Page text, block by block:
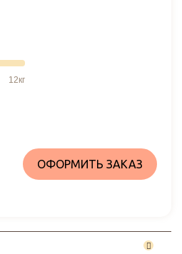
ОФОРМИТЬ ЗАКАЗ